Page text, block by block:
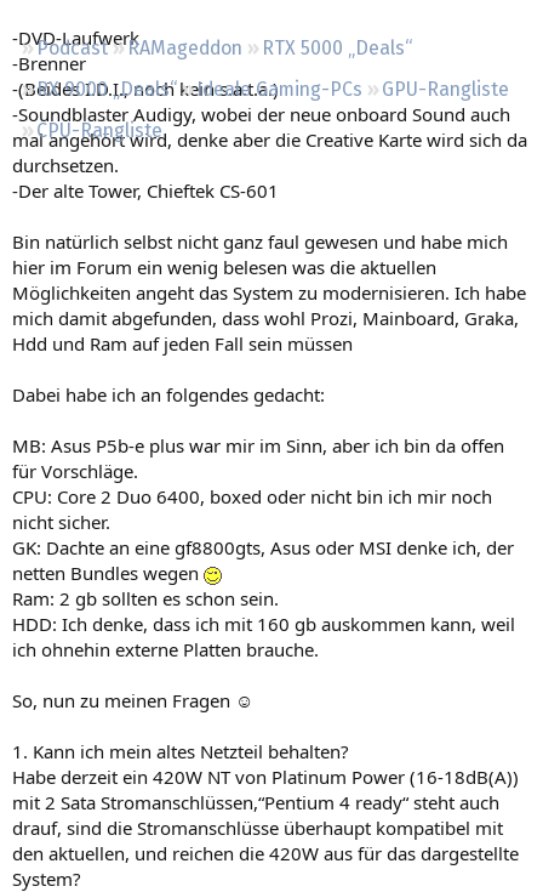
Podcast RAMageddon
RTX 5000 „Deals“
RX 9000 „Deals“
Ideale Gaming-PCs
GPU-Rangliste
CPU-Rangliste
-DVD-Laufwerk
-Brenner
-(Beides I.D.I., noch kein s.a.t.a.)
-Soundblaster Audigy, wobei der neue onboard Sound auch
mal angehört wird, denke aber die Creative Karte wird sich da
durchsetzen.
-Der alte Tower, Chieftek CS-601
Bin natürlich selbst nicht ganz faul gewesen und habe mich
hier im Forum ein wenig belesen was die aktuellen
Möglichkeiten angeht das System zu modernisieren. Ich habe
mich damit abgefunden, dass wohl Prozi, Mainboard, Graka,
Hdd und Ram auf jeden Fall sein müssen
Dabei habe ich an folgendes gedacht:
MB: Asus P5b-e plus war mir im Sinn, aber ich bin da offen
für Vorschläge.
CPU: Core 2 Duo 6400, boxed oder nicht bin ich mir noch
nicht sicher.
GK: Dachte an eine gf8800gts, Asus oder MSI denke ich, der
netten Bundles wegen
Ram: 2 gb sollten es schon sein.
HDD: Ich denke, dass ich mit 160 gb auskommen kann, weil
ich ohnehin externe Platten brauche.
So, nun zu meinen Fragen ☺
1. Kann ich mein altes Netzteil behalten?
Habe derzeit ein 420W NT von Platinum Power (16-18dB(A))
mit 2 Sata Stromanschlüssen,“Pentium 4 ready“ steht auch
drauf, sind die Stromanschlüsse überhaupt kompatibel mit
den aktuellen, und reichen die 420W aus für das dargestellte
System?